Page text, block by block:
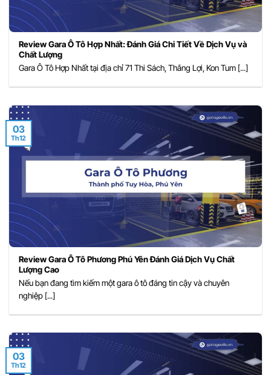
Review Gara Ô Tô Hợp Nhất: Đánh Giá Chi Tiết Về Dịch Vụ và
Chất Lượng
Gara Ô Tô Hợp Nhất tại địa chỉ 71 Thi Sách, Thắng Lợi, Kon Tum [...]
Review Gara Ô Tô Phương Phú Yên Đánh Giá Dịch Vụ Chất
Lượng Cao
Nếu bạn đang tìm kiếm một gara ô tô đáng tin cậy và chuyên
nghiệp [...]
03
Th12
03
Th12